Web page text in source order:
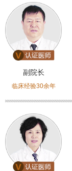
副院长
临床经验30余年